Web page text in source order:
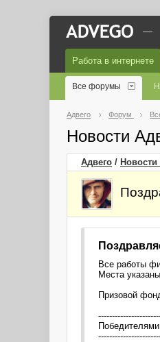
—
Работа в интернете
Все форумы
Адвего Форум
Новости
Адвего / Новости
Все работы
Места
Призовой